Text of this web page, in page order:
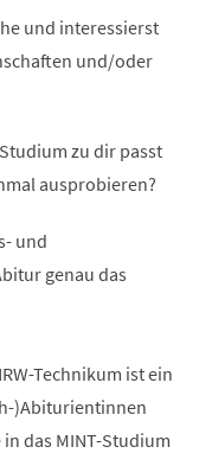
und interessierst
und/oder
zu dir passt
ausprobieren?
und
genau das
Technikum ist ein
)Abiturientinnen
das MINT-Studium